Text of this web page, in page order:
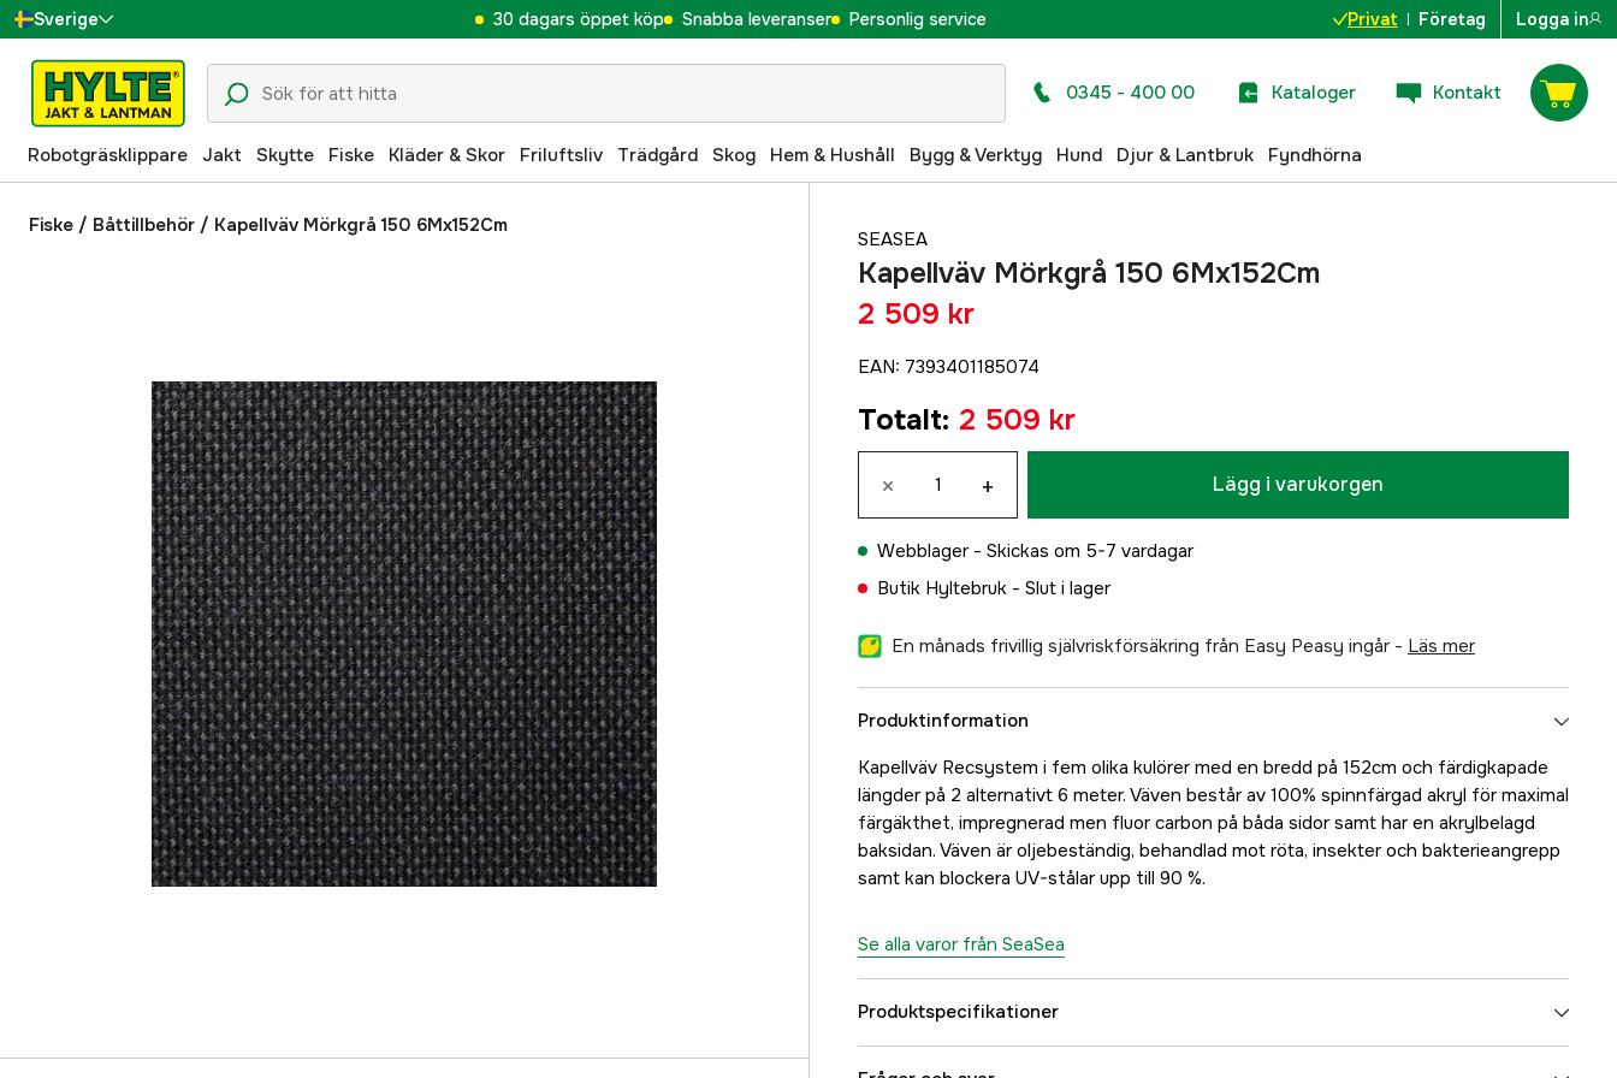
Sverige
Danmark
Suomi
Norge
Deutschland
30 dagars öppet köp Snabba leveranser Personlig service Privat Företag Logga in
0345 - 400 00 Kataloger Kontakt
Robotgräsklippare Jakt Skytte Fiske Kläder & Skor Friluftsliv Trädgård Skog Hem & Hushåll Bygg & Verktyg Hund Djur & Lantbruk Fyndhörna
Fiske / Båttillbehör / Kapellväv Mörkgrå 150 6Mx152Cm
SEASEA
Kapellväv Mörkgrå 150 6Mx152Cm
2 509 kr
EAN: 7393401185074
Totalt: 2 509 kr
× + Lägg i varukorgen
Webblager - Skickas om 5-7 vardagar
Butik Hyltebruk - Slut i lager
En månads frivillig självriskförsäkring från Easy Peasy ingår - läs mer
Produktinformation
Kapellväv Recsystem i fem olika kulörer med en bredd på 152cm och färdigkapade
längder på 2 alternativt 6 meter. Väven består av 100% spinnfärgad akryl för maximal
färgäkthet, impregnerad men fluor carbon på båda sidor samt har en akrylbelagd
baksidan. Väven är oljebeständig, behandlad mot röta, insekter och bakterieangrepp
samt kan blockera UV-stålar upp till 90 %.
Se alla varor från SeaSea
Produktspecifikationer